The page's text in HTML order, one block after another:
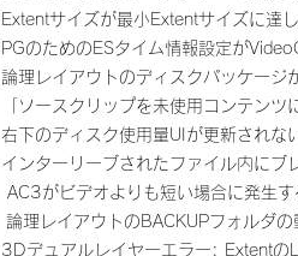
Extentサイズが最小Extentサイズに達
PGのためのESタイム情報設定が
論理レイアウトのディスクパッケージ
「ソースクリップを未使用コンテン
右下のディスク使用量UIが更新されな
インターリーブされたファイル内にブ
AC3がビデオよりも短い場合に発生す
論理レイアウトのBACKUPフォルダの
3Dデュアルレイヤーエラー: Extentの